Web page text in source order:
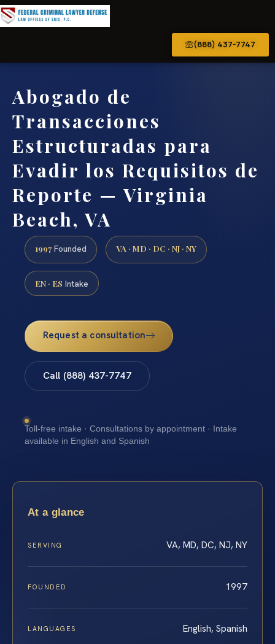
(888) 437-7747
Abogado de
Transacciones
Estructuradas para
Evadir los Requisitos de
Reporte — Virginia
Beach, VA
1997 Founded VA · MD · DC · NJ · NY
EN · ES Intake
Request a consultation
Call (888) 437-7747
Toll-free intake · Consultations by appointment · Intake
available in English and Spanish
At a glance
SERVING VA, MD, DC, NJ, NY
FOUNDED 1997
LANGUAGES English, Spanish